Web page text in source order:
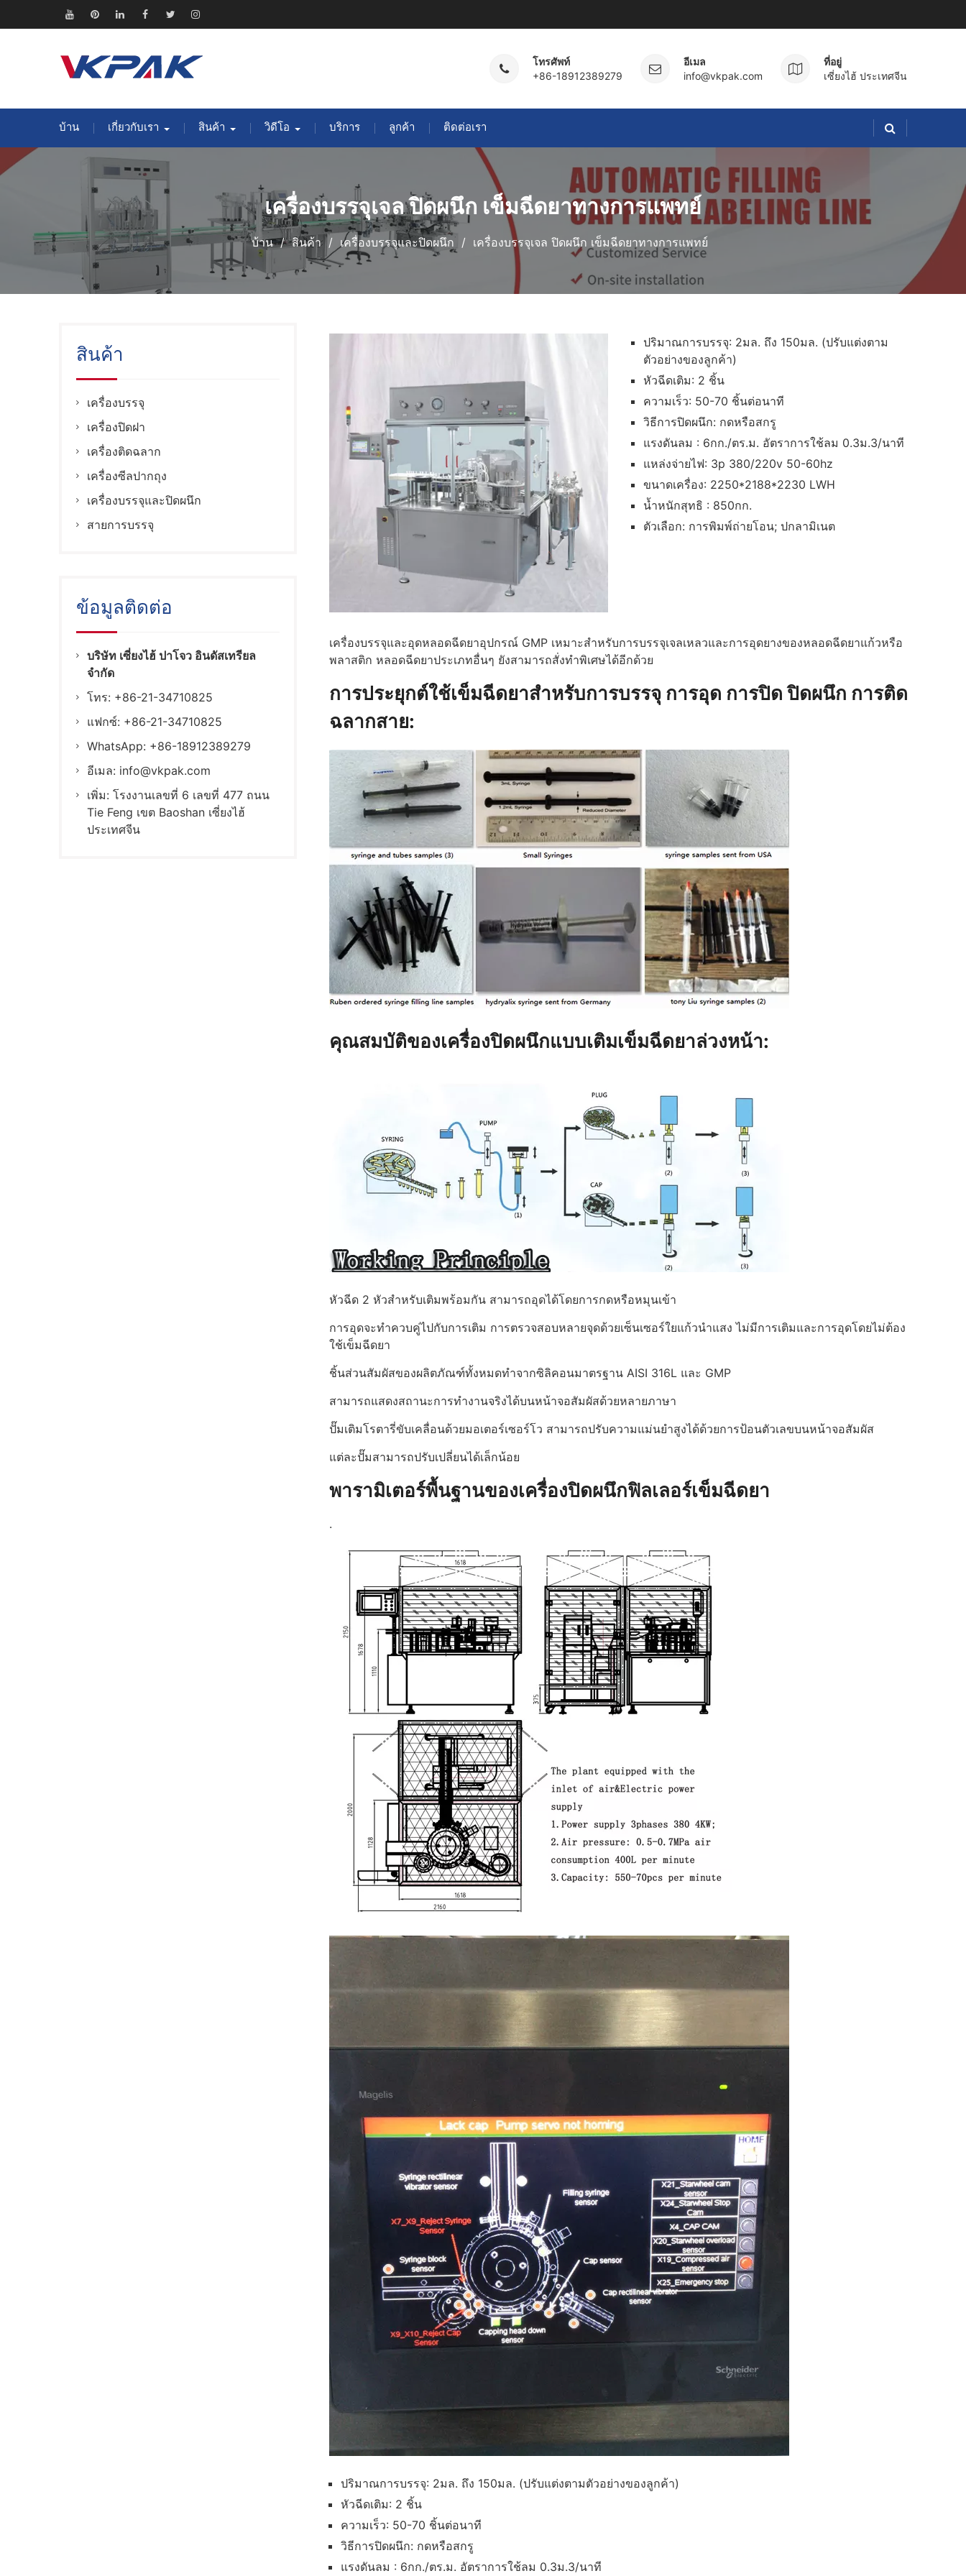
ไป
ยู
พิน
อเรสต์
ลิงค์ เฟส ทวิ
เตอร์
อิน
โทรศัพท์
+86-18912389279
อีเมล
info@vkpak.com
ที่อยู่
เซี่ยงไฮ้ ประเทศจีน
บ้าน เกี่ยวกับเรา สินค้า วิดีโอ บริการ ลูกค้า ติดต่อเรา
เครื่องบรรจุเจล ปิดผนึก เข็มฉีดยาทางการแพทย์
บ้าน สินค้า เครื่องบรรจุและปิดผนึก เครื่องบรรจุเจล ปิดผนึก เข็มฉีดยาทางการแพทย์
ปริมาณการบรรจุ: 2มล. ถึง 150มล. (ปรับแต่งตาม
ตัวอย่างของลูกค้า)
หัวฉีดเติม: 2 ชิ้น
ความเร็ว: 50-70 ชิ้นต่อนาที
วิธีการปิดผนึก: กดหรือสกรู
แรงดันลม : 6กก./ตร.ม. อัตราการใช้ลม 0.3ม.3/นาที
แหล่งจ่ายไฟ: 3p 380/220v 50-60hz
ขนาดเครื่อง: 2250*2188*2230 LWH
น้ำหนักสุทธิ : 850กก.
ตัวเลือก: การพิมพ์ถ่ายโอน; ปกลามิเนต
เครื่องบรรจุและอุดหลอดฉีดยาอุปกรณ์ GMP เหมาะสำหรับการบรรจุเจลเหลวและการอุดยางของหลอดฉีดยาแก้วหรือ
พลาสติก หลอดฉีดยาประเภทอื่นๆ ยังสามารถสั่งทำพิเศษได้อีกด้วย
การประยุกต์ใช้เข็มฉีดยาสำหรับการบรรจุ การอุด การปิด ปิดผนึก การติด
ฉลากสาย:
คุณสมบัติของเครื่องปิดผนึกแบบเติมเข็มฉีดยาล่วงหน้า:
หัวฉีด 2 หัวสำหรับเติมพร้อมกัน สามารถอุดได้โดยการกดหรือหมุนเข้า
การอุดจะทำควบคู่ไปกับการเติม การตรวจสอบหลายจุดด้วยเซ็นเซอร์ใยแก้วนำแสง ไม่มีการเติมและการอุดโดยไม่ต้อง
ใช้เข็มฉีดยา
ชิ้นส่วนสัมผัสของผลิตภัณฑ์ทั้งหมดทำจากซิลิคอนมาตรฐาน AISI 316L และ GMP
สามารถแสดงสถานะการทำงานจริงได้บนหน้าจอสัมผัสด้วยหลายภาษา
ปั๊มเติมโรตารี่ขับเคลื่อนด้วยมอเตอร์เซอร์โว สามารถปรับความแม่นยำสูงได้ด้วยการป้อนตัวเลขบนหน้าจอสัมผัส
แต่ละปั๊มสามารถปรับเปลี่ยนได้เล็กน้อย
พารามิเตอร์พื้นฐานของเครื่องปิดผนึกฟิลเลอร์เข็มฉีดยา
.
ปริมาณการบรรจุ: 2มล. ถึง 150มล. (ปรับแต่งตามตัวอย่างของลูกค้า)
หัวฉีดเติม: 2 ชิ้น
ความเร็ว: 50-70 ชิ้นต่อนาที
วิธีการปิดผนึก: กดหรือสกรู
แรงดันลม : 6กก./ตร.ม. อัตราการใช้ลม 0.3ม.3/นาที
สินค้า
เครื่องบรรจุ
เครื่องปิดฝา
เครื่องติดฉลาก
เครื่องซีลปากถุง
เครื่องบรรจุและปิดผนึก
สายการบรรจุ
ข้อมูลติดต่อ
บริษัท เซี่ยงไฮ้ ปาโจว อินดัสเทรียล
จำกัด
โทร: +86-21-34710825
แฟกซ์: +86-21-34710825
WhatsApp: +86-18912389279
อีเมล: info@vkpak.com
เพิ่ม: โรงงานเลขที่ 6 เลขที่ 477 ถนน
Tie Feng เขต Baoshan เซี่ยงไฮ้
ประเทศจีน